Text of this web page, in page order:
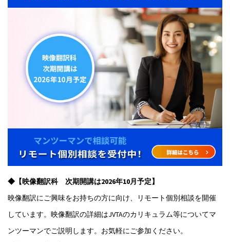
◆【映像翻訳科 次期開講は2026年10月予定】
映像翻訳にご興味をお持ちの方に向け、リモート個別相談を開催
しています。映像翻訳の詳細はJVTAのカリキュラム等についてマ
ンツーマンでご説明します。お気軽にご参加ください。